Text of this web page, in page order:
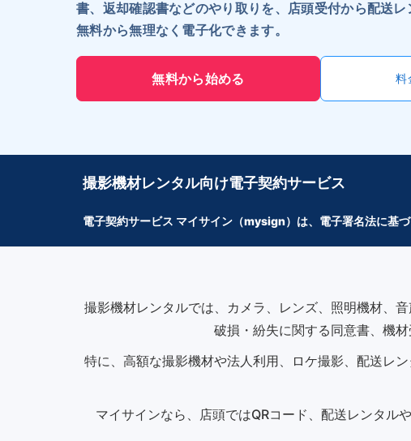
書、返却確認書などのやり取りを、店頭受付から配送レ
無料から無理なく電子化できます。
無料から始める 料
撮影機材レンタル向け電子契約サービス
電子契約サービス マイサイン（mysign）は、電子署名法に基
撮影機材レンタルでは、カメラ、レンズ、照明機材、
破損・紛失に関する同意書、機
特に、高額な撮影機材や法人利用、ロケ撮影、配送レ
マイサインなら、店頭ではQRコード、配送レンタル